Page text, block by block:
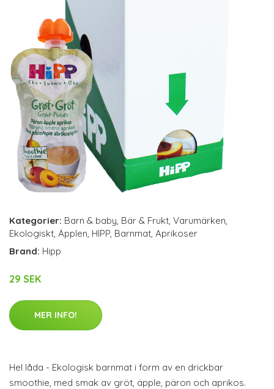
Kategorier: Barn & baby, Bär & Frukt, Varumärken,
Ekologiskt, Äpplen, HIPP, Barnmat, Aprikoser
Brand: Hipp
29 SEK
MER INFO!
Hel låda - Ekologisk barnmat i form av en drickbar
smoothie, med smak av gröt, äpple, päron och aprikos.